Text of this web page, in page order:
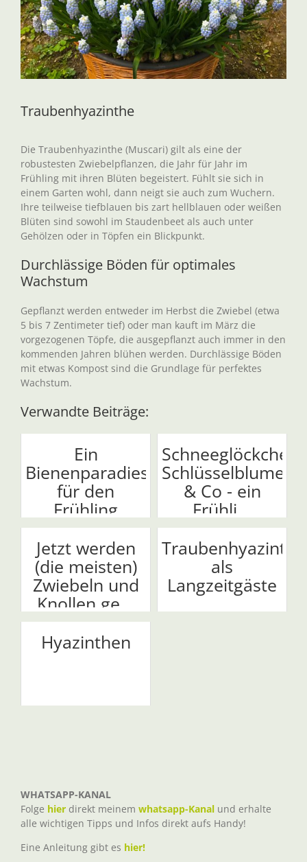
Traubenhyazinthe
Die Traubenhyazinthe (Muscari) gilt als eine der
robustesten Zwiebelpflanzen, die Jahr für Jahr im
Frühling mit ihren Blüten begeistert. Fühlt sie sich in
einem Garten wohl, dann neigt sie auch zum Wuchern.
Ihre teilweise tiefblauen bis zart hellblauen oder weißen
Blüten sind sowohl im Staudenbeet als auch unter
Gehölzen oder in Töpfen ein Blickpunkt.
Durchlässige Böden für optimales
Wachstum
Gepflanzt werden entweder im Herbst die Zwiebel (etwa
5 bis 7 Zentimeter tief) oder man kauft im März die
vorgezogenen Töpfe, die ausgepflanzt auch immer in den
kommenden Jahren blühen werden. Durchlässige Böden
mit etwas Kompost sind die Grundlage für perfektes
Wachstum.
Verwandte Beiträge:
Ein
Bienenparadies
für den
Frühling
Schneeglöckchen,
Schlüsselblumen
& Co - ein
Frühli...
Jetzt werden
(die meisten)
Zwiebeln und
Knollen ge...
als
Langzeitgäste
Hyazinthen
WHATSAPP-KANAL
Folge hier direkt meinem whatsapp-Kanal und erhalte
alle wichtigen Tipps und Infos direkt aufs Handy!
Eine Anleitung gibt es hier!